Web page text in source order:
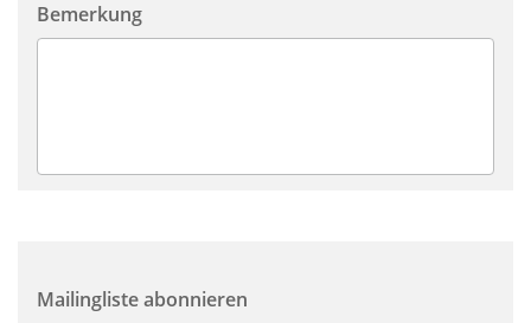
Bemerkung
Mailingliste abonnieren